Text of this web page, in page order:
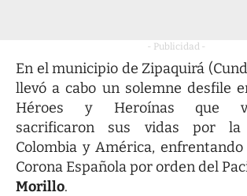
- Publicidad -
En el municipio de Zipaquirá
llevó a cabo un solemne desfile
Héroes y Heroínas que
sacrificaron sus vidas por
Colombia y América,
Corona Española por orden del
Morillo.